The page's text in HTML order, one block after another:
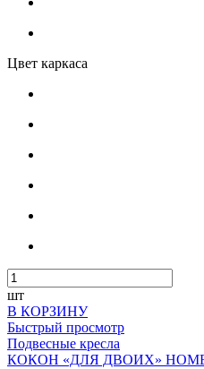
Цвет каркаса
шт
В КОРЗИНУ
Быстрый просмотр
Подвесные кресла
КОКОН «ДЛЯ ДВОИХ»